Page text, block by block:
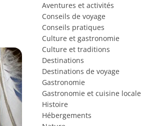
Aventures et activités
Conseils de voyage
Conseils pratiques
Culture et gastronomie
Culture et traditions
Destinations
Destinations de voyage
Gastronomie
Gastronomie et cuisine locale
Histoire
Hébergements